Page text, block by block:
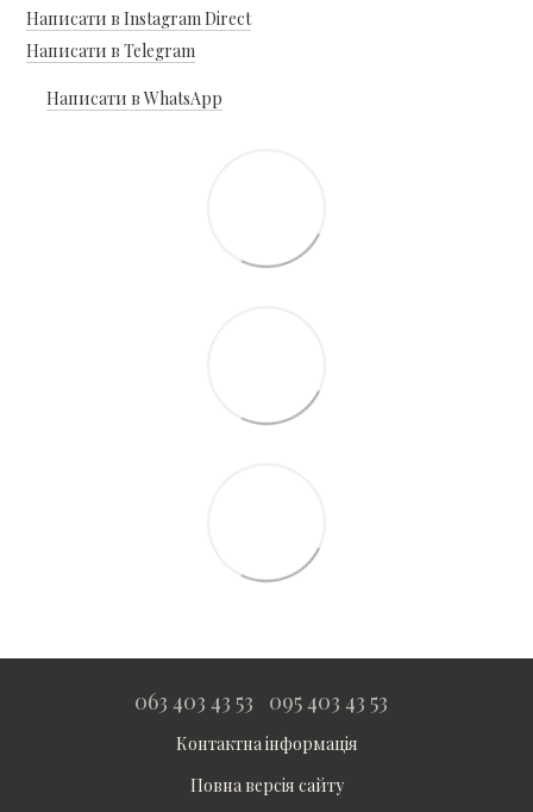
Написати в Instagram Direct
Написати в Telegram
Написати в WhatsApp
063 403 43 53 095 403 43 53
Контактна інформація
Повна версія сайту